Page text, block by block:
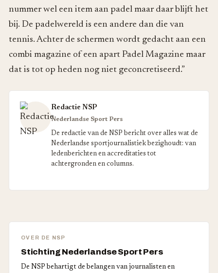
nummer wel een item aan padel maar daar blijft het
bij. De padelwereld is een andere dan die van
tennis. Achter de schermen wordt gedacht aan een
combi magazine of een apart Padel Magazine maar
dat is tot op heden nog niet geconcretiseerd.”
Redactie NSP
Nederlandse Sport Pers
De redactie van de NSP bericht over alles wat de
Nederlandse sportjournalistiek bezighoudt: van
ledenberichten en accreditaties tot
achtergronden en columns.
OVER DE NSP
Stichting Nederlandse Sport Pers
De NSP behartigt de belangen van journalisten en